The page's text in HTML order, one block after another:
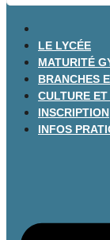
LE LYCÉE
MATURITÉ
BRANCHES
CULTURE
INSCRIPTION
INFOS